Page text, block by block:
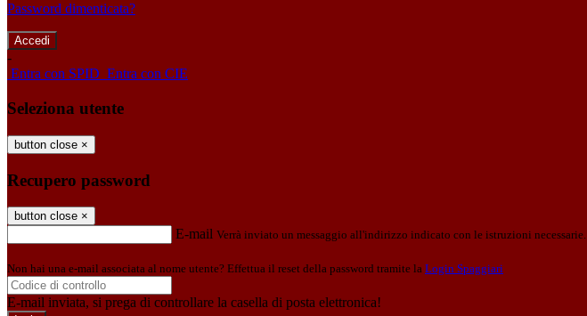
Password dimenticata?
-
Entra con SPID Entra con CIE
Seleziona utente
button close ×
Recupero password
button close ×
E-mail Verrà inviato un messaggio all'indirizzo indicato con le istruzioni necessarie.
Non hai una e-mail associata al nome utente? Effettua il reset della password tramite la Login Spaggiari
E-mail inviata, si prega di controllare la casella di posta elettronica!